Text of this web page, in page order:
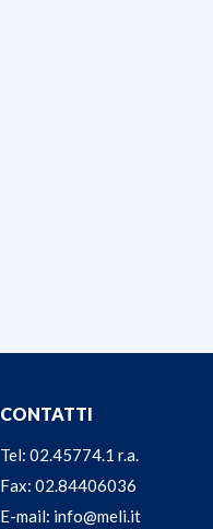
CONTATTI
Tel: 02.45774.1 r.a.
Fax: 02.84406036
E-mail: info@meli.it